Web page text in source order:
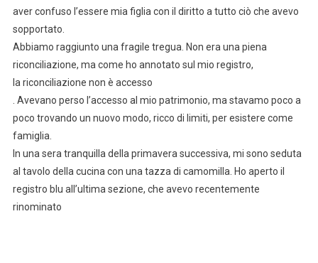
aver confuso l’essere mia figlia con il diritto a tutto ciò che avevo
sopportato.
Abbiamo raggiunto una fragile tregua. Non era una piena
riconciliazione, ma come ho annotato sul mio registro,
la riconciliazione non è accesso
. Avevano perso l’accesso al mio patrimonio, ma stavamo poco a
poco trovando un nuovo modo, ricco di limiti, per esistere come
famiglia.
In una sera tranquilla della primavera successiva, mi sono seduta
al tavolo della cucina con una tazza di camomilla. Ho aperto il
registro blu all’ultima sezione, che avevo recentemente
rinominato